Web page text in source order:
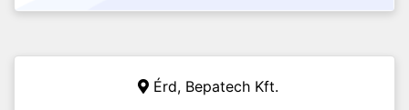
Érd, Bepatech Kft.